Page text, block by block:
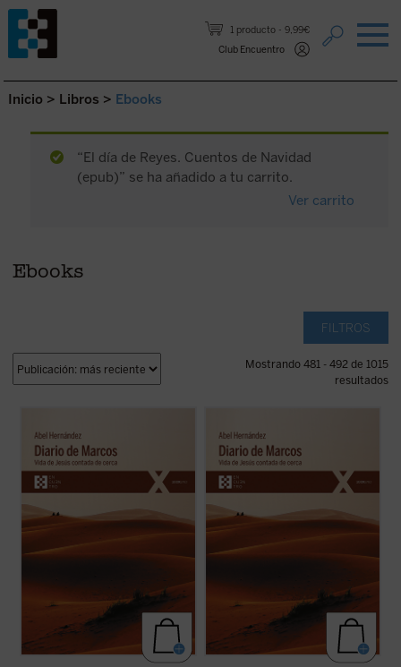
1 producto
9,99€
Club Encuentro
Saltar al contenido.
Inicio > Libros > Ebooks
“El día de Reyes. Cuentos de Navidad
(epub)” se ha añadido a tu carrito.
Ver carrito
Ebooks
FILTROS
Mostrando 481 - 492 de 1015
resultados
periodista Abel Hernández, figura
imprescindible de la crónica política
durante la Transición, afila su pluma para
dar color y vida a la historia de Jesús de
Nazaret, que es «contada de ...
(ver ficha)
periodista Abel Hernández, figura
imprescindible de la crónica política
durante la Transición, afila su pluma para
dar color y vida a la historia de Jesús de
Nazaret, que es «contada de ...
(ver ficha)